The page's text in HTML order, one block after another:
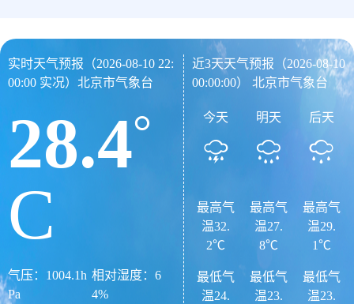
实时天气预报（2026-08-10 22:
00:00 实况）北京市气象台
28.4°
C
气压： 1004.1h
Pa
相对湿度： 6
4%
近3天天气预报（2026-08-10
00:00:00） 北京市气象台
今天
最高气
温32.
2℃
最低气
温24.
明天
最高气
温27.
8℃
最低气
温23.
后天
最高气
温29.
1℃
最低气
温23.